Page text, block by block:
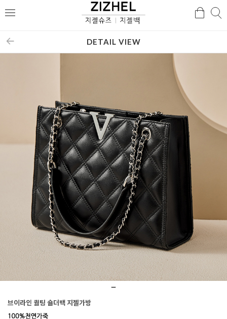
메
검
DETAIL VIEW
브이라인 퀄팅 숄더백 지젤가방